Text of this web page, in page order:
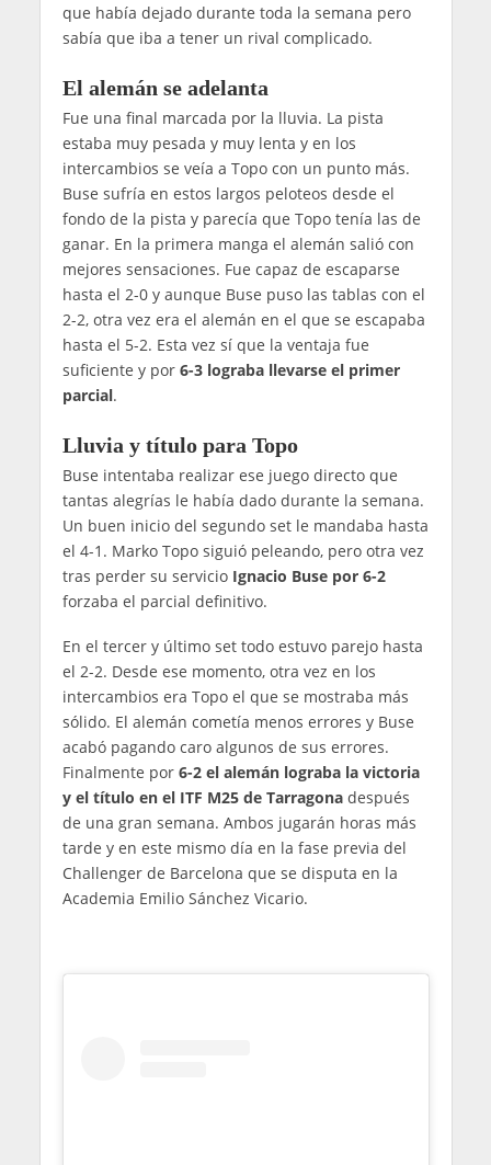
que había dejado durante toda la semana pero
sabía que iba a tener un rival complicado.
El alemán se adelanta
Fue una final marcada por la lluvia. La pista
estaba muy pesada y muy lenta y en los
intercambios se veía a Topo con un punto más.
Buse sufría en estos largos peloteos desde el
fondo de la pista y parecía que Topo tenía las de
ganar. En la primera manga el alemán salió con
mejores sensaciones. Fue capaz de escaparse
hasta el 2-0 y aunque Buse puso las tablas con el
2-2, otra vez era el alemán en el que se escapaba
hasta el 5-2. Esta vez sí que la ventaja fue
suficiente y por 6-3 lograba llevarse el primer
parcial.
Lluvia y título para Topo
Buse intentaba realizar ese juego directo que
tantas alegrías le había dado durante la semana.
Un buen inicio del segundo set le mandaba hasta
el 4-1. Marko Topo siguió peleando, pero otra vez
tras perder su servicio Ignacio Buse por 6-2
forzaba el parcial definitivo.
En el tercer y último set todo estuvo parejo hasta
el 2-2. Desde ese momento, otra vez en los
intercambios era Topo el que se mostraba más
sólido. El alemán cometía menos errores y Buse
acabó pagando caro algunos de sus errores.
Finalmente por 6-2 el alemán lograba la victoria
y el título en el ITF M25 de Tarragonadespués
de una gran semana. Ambos jugarán horas más
tarde y en este mismo día en la fase previa del
Challenger de Barcelona que se disputa en la
Academia Emilio Sánchez Vicario.